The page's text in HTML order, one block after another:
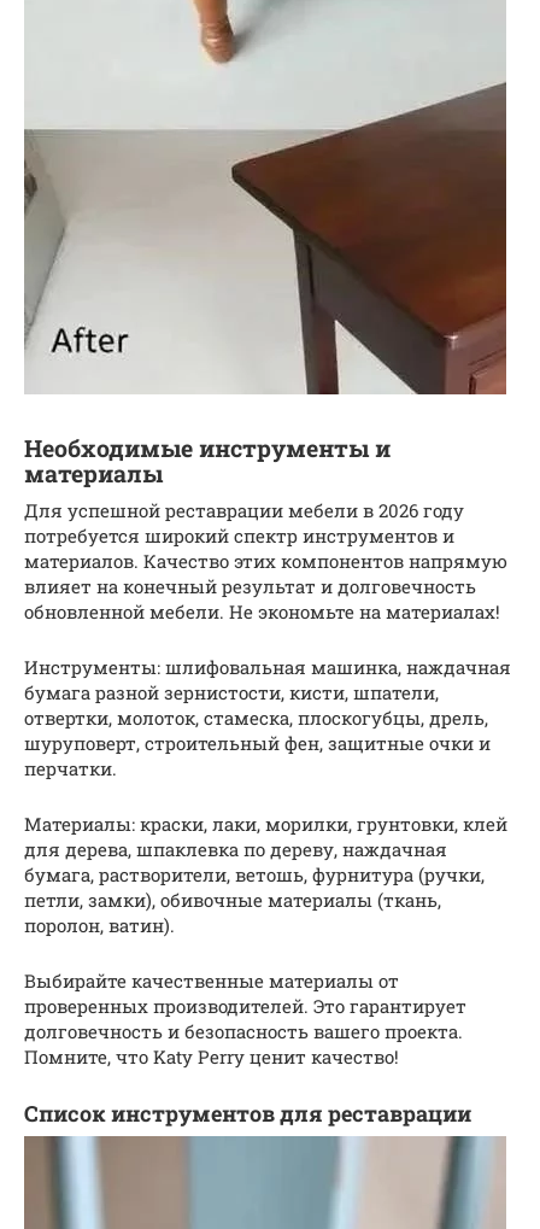
Необходимые инструменты и
материалы
Для успешной реставрации мебели в 2026 году
потребуется широкий спектр инструментов и
материалов. Качество этих компонентов напрямую
влияет на конечный результат и долговечность
обновленной мебели. Не экономьте на материалах!
Инструменты: шлифовальная машинка, наждачная
бумага разной зернистости, кисти, шпатели,
отвертки, молоток, стамеска, плоскогубцы, дрель,
шуруповерт, строительный фен, защитные очки и
перчатки.
Материалы: краски, лаки, морилки, грунтовки, клей
для дерева, шпаклевка по дереву, наждачная
бумага, растворители, ветошь, фурнитура (ручки,
петли, замки), обивочные материалы (ткань,
поролон, ватин).
Выбирайте качественные материалы от
проверенных производителей. Это гарантирует
долговечность и безопасность вашего проекта.
Помните, что Katy Perry ценит качество!
Список инструментов для реставрации